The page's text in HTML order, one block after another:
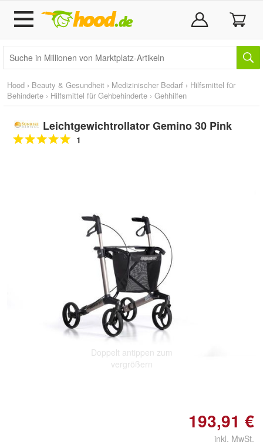
Hood › Beauty & Gesundheit › Medizinischer Bedarf › Hilfsmittel für
Behinderte › Hilfsmittel für Gehbehinderte › Gehhilfen
Leichtgewichtrollator Gemino 30 Pink
1
Doppelt antippen zum
vergrößern
193,91 €
inkl. MwSt.